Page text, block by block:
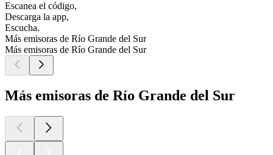
Escanea el código,
Descarga la app,
Escucha.
Más emisoras de Río Grande del Sur
Más emisoras de Río Grande del Sur
Más emisoras de Río Grande del Sur